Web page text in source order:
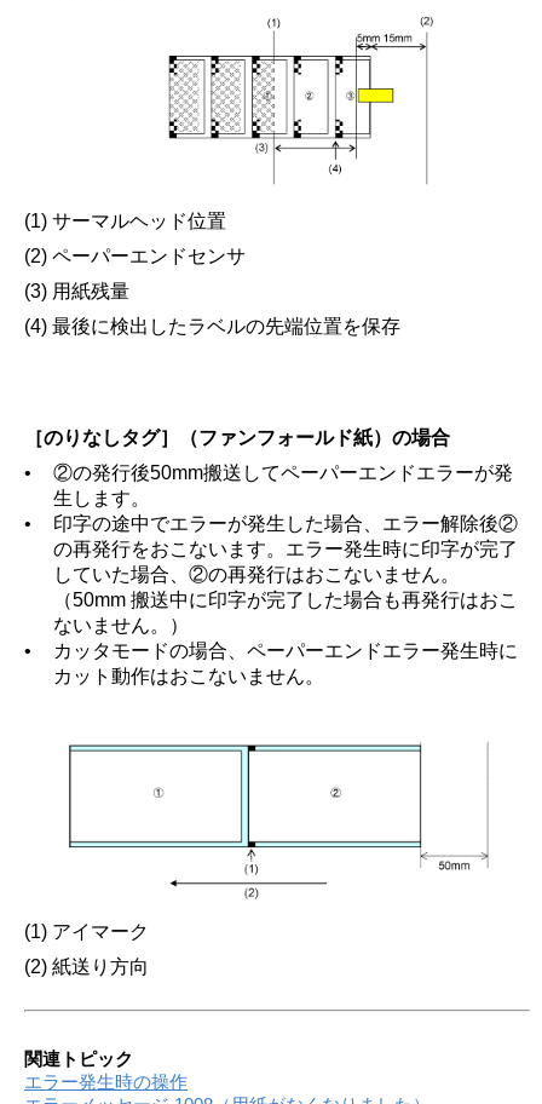
(1) サーマルヘッド位置
(2) ペーパーエンドセンサ
(3) 用紙残量
(4) 最後に検出したラベルの先端位置を保存
［のりなしタグ］
（ファンフォールド紙）の場合
•
②の発行後50mm搬送してペーパーエンドエラーが発
生します。
•
印字の途中でエラーが発生した場合、エラー解除後②
の再発行をおこないます。エラー発生時に印字が完了
していた場合、②の再発行はおこないません。
（50mm 搬送中に印字が完了した場合も再発行はおこ
ないません。）
•
カッタモードの場合、ペーパーエンドエラー発生時に
カット動作はおこないません。
(1) アイマーク
(2) 紙送り方向
関連トピック
エラー発生時の操作